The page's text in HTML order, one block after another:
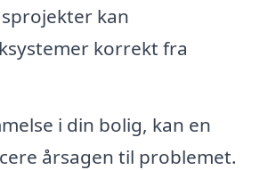
kan
korrekt fra
i din bolig, kan en
årsagen til problemet.